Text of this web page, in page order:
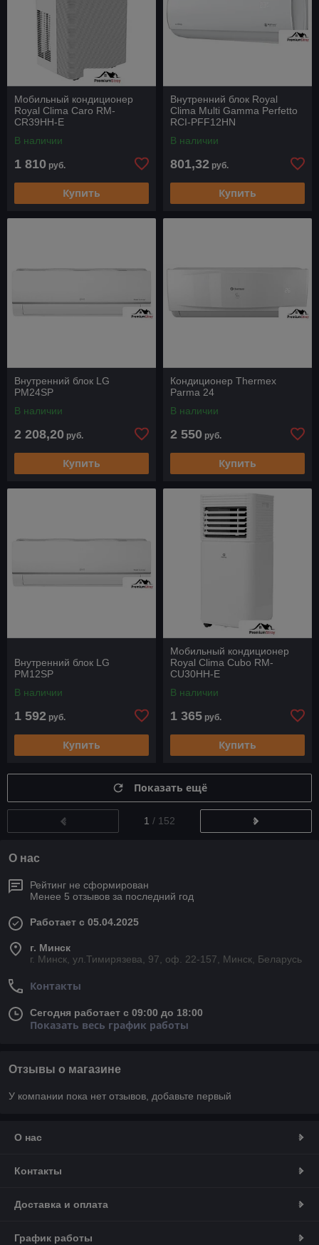
Мобильный кондиционер
Royal Clima Caro RM-
CR39HH-E
В наличии
1 810 руб.
Купить
Внутренний блок Royal
Clima Multi Gamma Perfetto
RCI-PFF12HN
В наличии
801,32 руб.
Купить
Внутренний блок LG
PM24SP
В наличии
2 208,20 руб.
Купить
Кондиционер Thermex
Parma 24
В наличии
2 550 руб.
Купить
Внутренний блок LG
PM12SP
В наличии
1 592 руб.
Купить
Мобильный кондиционер
Royal Clima Cubo RM-
CU30HH-E
В наличии
1 365 руб.
Купить
Показать ещё
1 / 152
О нас
Рейтинг не сформирован
Менее 5 отзывов за последний год
Работает с 05.04.2025
г. Минск
г. Минск, ул.Тимирязева, 97, оф. 22-157, Минск, Беларусь
Контакты
Сегодня работает с 09:00 до 18:00
Показать весь график работы
Отзывы о магазине
У компании пока нет отзывов, добавьте первый
О нас
Контакты
Доставка и оплата
График работы